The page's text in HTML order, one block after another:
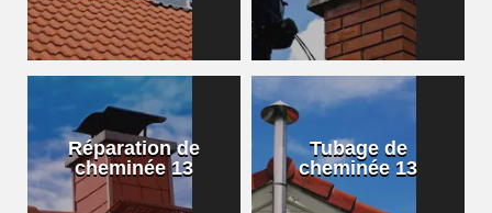
Réparation de
cheminée 13
Tubage de
cheminée 13